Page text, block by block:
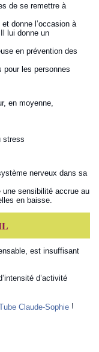
de se remettre à
donne l’occasion à
lui donne un
en prévention des
pour les personnes
en moyenne,
stress
nerveux dans sa
une sensibilité accrue au
en baisse.
est insuffisant
d’activité
Claude-Sophie!